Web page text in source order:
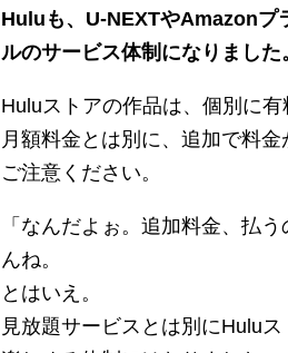
Huluも、U-NEXTやAmazonプ
ルのサービス体制になりました
Huluストアの作品は、個別に有
月額料金とは別に、追加で料金
ご注意ください。
「なんだよぉ。追加料金、払
んね。
とはいえ。
見放題サービスとは別にHulu